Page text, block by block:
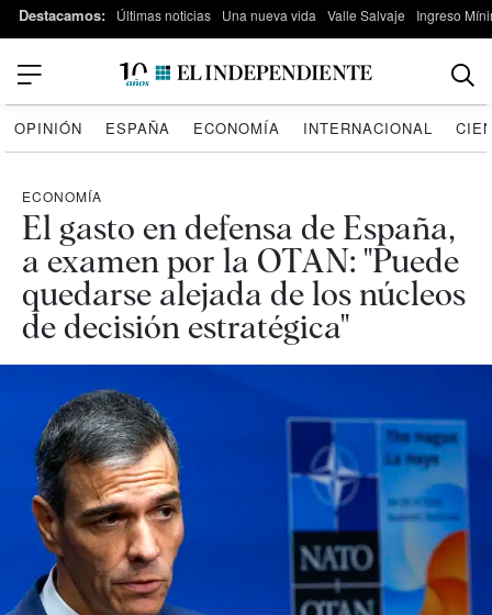
Destacamos: Últimas noticias Una nueva vida Valle Salvaje Ingreso
OPINIÓN ESPAÑA ECONOMÍA INTERNACIONAL
ECONOMÍA
El gasto en defensa de España,
a examen por la OTAN: "Puede
quedarse alejada de los núcleos
de decisión estratégica"